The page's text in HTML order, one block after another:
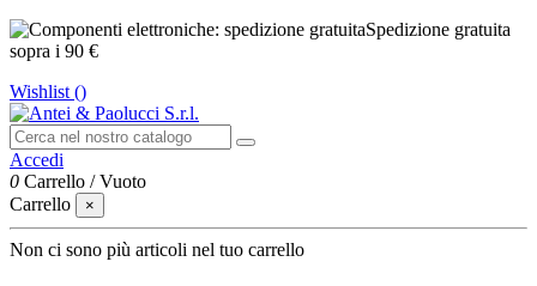
Spedizione gratuita
sopra i 90 €
Wishlist ()
Accedi
0 Carrello /Vuoto
Carrello
×
Non ci sono più articoli nel tuo carrello